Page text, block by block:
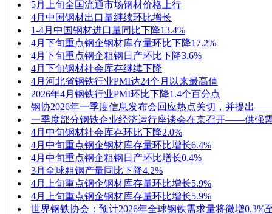
5月上旬全国流通市场钢材价格上行
4月中国钢材出口量继续环比增长
1-4月中国钢材进口量同比下降13.4%
4月下旬重点钢企钢材库存量环比下降17.2%
4月下旬重点钢企粗钢日产环比下降3.6%
4月下旬钢材社会库存继续下降
4月河北省钢铁行业PMI达24个月以来最高值
2026年4月钢铁行业PMI环比下降1.4个百分点
钢协2026年一季度信息发布会回应热点关切，并提出
一季度部分钢铁企业经济运行座谈会在京召开——供强
4月中旬钢材社会库存环比下降2.0%
4月中旬重点钢企钢材库存量环比增长6.4%
4月中旬重点钢企粗钢日产环比增长0.4%
3月全球粗钢产量同比下降4.2%
4月上旬重点钢企钢材库存量环比增长5.9%
4月上旬重点钢企钢材库存量环比增长5.9%
世界钢铁协会：预计2026年全球钢铁需求量将微增0.3%